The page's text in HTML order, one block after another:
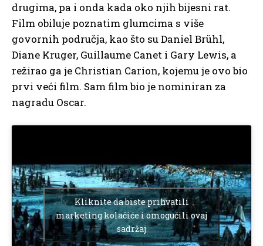
drugima, pa i onda kada oko njih bijesni rat.
Film obiluje poznatim glumcima s više
govornih područja, kao što su Daniel Brühl,
Diane Kruger, Guillaume Canet i Gary Lewis, a
režirao ga je Christian Carion, kojemu je ovo bio
prvi veći film. Sam film bio je nominiran za
nagradu Oscar.
Kliknite da biste prihvatili
marketing kolačiće i omogućili ovaj
sadržaj